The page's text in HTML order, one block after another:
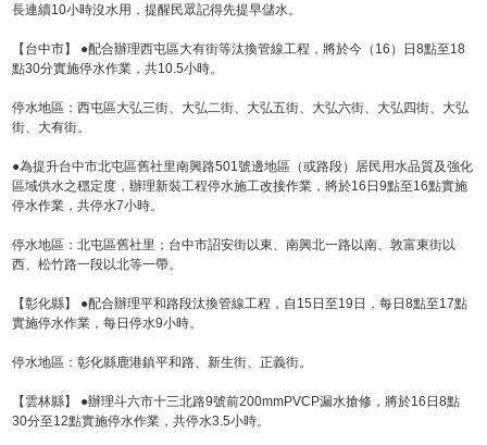
長連續10小時沒水用，提醒民眾記得先提早儲水。
【台中市】 ●配合辦理西屯區大有街等汰換管線工程，將於今（16）日8點至18
點30分實施停水作業，共10.5小時。
停水地區：西屯區大弘三街、大弘二街、大弘五街、大弘六街、大弘四街、大弘
街、大有街。
●為提升台中市北屯區舊社里南興路501號邊地區（或路段）居民用水品質及強化
區域供水之穩定度，辦理新裝工程停水施工改接作業，將於16日9點至16點實施
停水作業，共停水7小時。
停水地區：北屯區舊社里；台中市詔安街以東、南興北一路以南、敦富東街以
西、松竹路一段以北等一帶。
【彰化縣】 ●配合辦理平和路段汰換管線工程，自15日至19日，每日8點至17點
實施停水作業，每日停水9小時。
停水地區：彰化縣鹿港鎮平和路、新生街、正義街。
【雲林縣】 ●辦理斗六市十三北路9號前200mmPVCP漏水搶修，將於16日8點
30分至12點實施停水作業，共停水3.5小時。